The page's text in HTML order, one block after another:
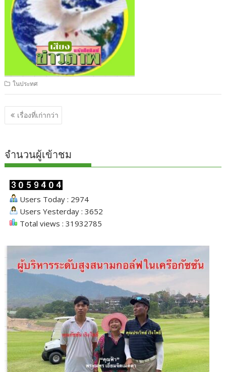
ในประทศ
แนะแนว
เรื่อง
เรื่องที่เก่ากว่า
จำนวนผู้เข้าชม
Users Today : 2974
Users Yesterday : 3652
Total views : 31932785